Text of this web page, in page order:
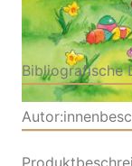
Bibliografische